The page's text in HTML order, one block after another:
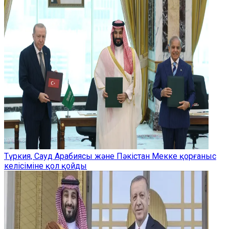
Түркия, Сауд Арабиясы және Пәкістан Мекке қорғаныс
келісіміне қол қойды